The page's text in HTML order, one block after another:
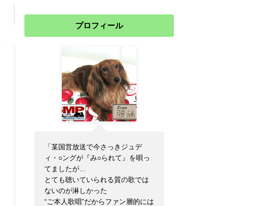
プロフィール
「某国営放送で今さっきジュデ
ィ・○ングが『み○られて』を唄っ
てましたが…
とても聴いていられる質の歌では
ないのが淋しかった
“ご本人歌唱”だからファン層的には